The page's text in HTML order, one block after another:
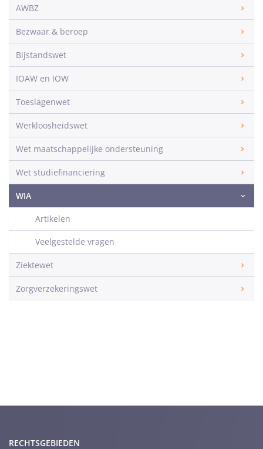
AWBZ
Bezwaar & beroep
Bijstandswet
IOAW en IOW
Toeslagenwet
Werkloosheidswet
Wet maatschappelijke ondersteuning
Wet studiefinanciering
WIA
Artikelen
Veelgestelde vragen
Ziektewet
Zorgverzekeringswet
RECHTSGEBIEDEN